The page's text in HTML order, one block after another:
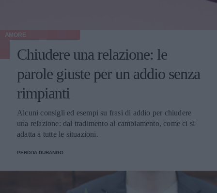
AMORE
Chiudere una relazione: le
parole giuste per un addio senza
rimpianti
Alcuni consigli ed esempi su frasi di addio per chiudere
una relazione: dal tradimento al cambiamento, come ci si
adatta a tutte le situazioni.
PERDITA DURANGO